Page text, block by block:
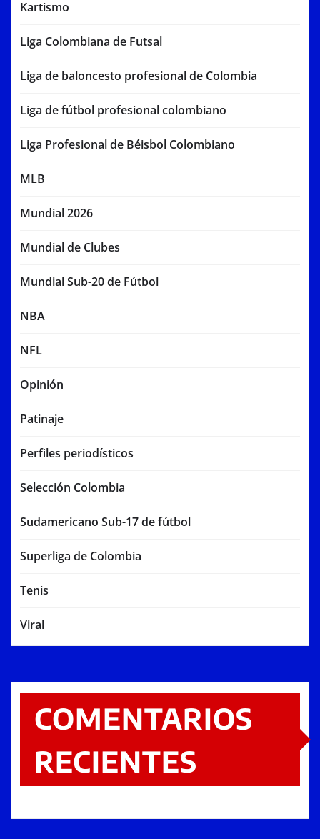
Kartismo
Liga Colombiana de Futsal
Liga de baloncesto profesional de Colombia
Liga de fútbol profesional colombiano
Liga Profesional de Béisbol Colombiano
MLB
Mundial 2026
Mundial de Clubes
Mundial Sub-20 de Fútbol
NBA
NFL
Opinión
Patinaje
Perfiles periodísticos
Selección Colombia
Sudamericano Sub-17 de fútbol
Superliga de Colombia
Tenis
Viral
COMENTARIOS
RECIENTES